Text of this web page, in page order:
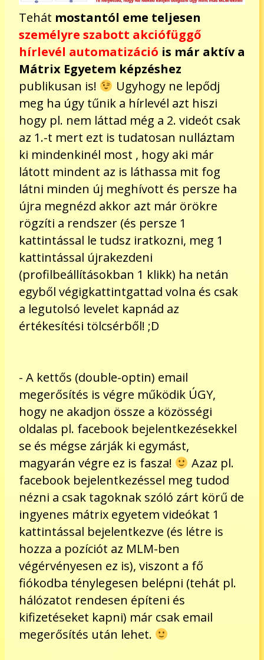
Tehát mostantól eme teljesen
személyre szabott akciófüggő
hírlevél automatizáció is már aktív a
Mátrix Egyetem képzéshez
publikusan is!
Ugyhogy ne lepődj
meg ha úgy tűnik a hírlevél azt hiszi
hogy pl. nem láttad még a 2. videót csak
az 1.-t mert ezt is tudatosan nulláztam
ki mindenkinél most , hogy aki már
látott mindent az is láthassa mit fog
látni minden új meghívott és persze ha
újra megnézd akkor azt már örökre
rögzíti a rendszer (és persze 1
kattintással le tudsz iratkozni, meg 1
kattintással újrakezdeni
(profilbeállításokban 1 klikk) ha netán
egyből végigkattintgattad volna és csak
a legutolsó levelet kapnád az
értékesítési tölcsérből! ;D
- A kettős (double-optin) email
megerősítés is végre működik ÚGY,
hogy ne akadjon össze a közösségi
oldalas pl. facebook bejelentkezésekkel
se és mégse zárják ki egymást,
magyarán végre ez is fasza!
Azaz pl.
facebook bejelentkezéssel meg tudod
nézni a csak tagoknak szóló zárt körű de
ingyenes mátrix egyetem videókat 1
kattintással bejelentkezve (és létre is
hozza a pozíciót az MLM-ben
végérvényesen ez is), viszont a fő
fiókodba ténylegesen belépni (tehát pl.
hálózatot rendesen építeni és
kifizetéseket kapni) már csak email
megerősítés után lehet.